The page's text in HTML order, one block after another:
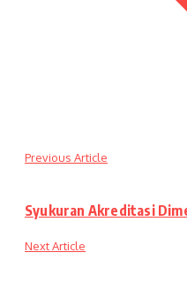
Previous Article
Syukuran Akreditasi
Next Article